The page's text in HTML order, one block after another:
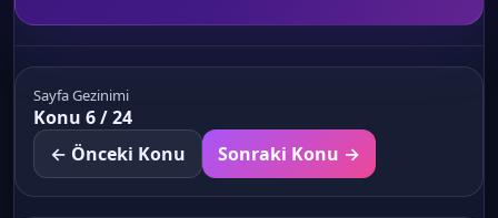
Sayfa Gezinimi
Konu 6 / 24
← Önceki Konu
Sonraki Konu →